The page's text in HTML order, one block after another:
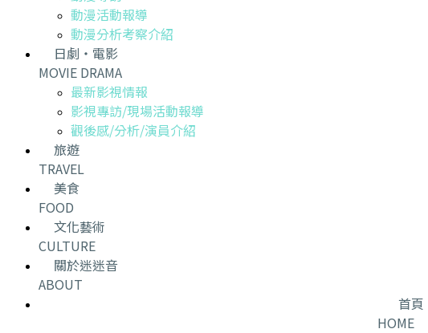
動漫活動報導
動漫分析考察介紹
日劇・電影
MOVIE DRAMA
最新影視情報
影視專訪/現場活動報導
觀後感/分析/演員介紹
旅遊
TRAVEL
美食
FOOD
文化藝術
CULTURE
關於迷迷音
ABOUT
首頁
HOME